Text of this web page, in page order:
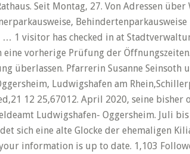
Seit Montag, 27. Von Adressen über
1 visitor has checked in at
vorherige Prüfung der
überlassen. Pfarrerin Susanne Seinsoth
Ludwigshafen am
12 25,67012. April 2020, seine bisher
Ludwigshafen- Oggersheim. Juli
sich eine alte Glocke der ehemaligen
information is up to date. 1,103